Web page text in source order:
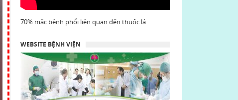
70% mắc bệnh phổi liên quan đến thuốc lá
WEBSITE BỆNH VIỆN